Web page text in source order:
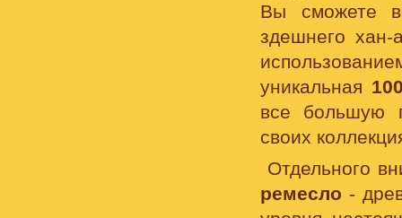
Вы сможете
здешнего
уникальная
все большую
своих
Отдельного
ремесло -